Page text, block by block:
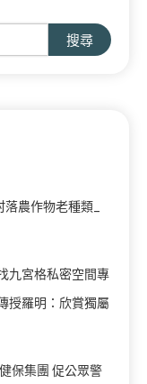
搜尋
農作物老種類_
九宮格私密空間專
授羅明：欣賞獨屬
保集團 促公眾警